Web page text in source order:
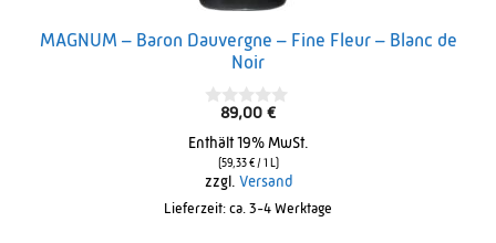
MAGNUM – Baron Dauvergne – Fine Fleur – Blanc de
Noir
o
u
o
5
89,00 €
Enthält 19% MwSt.
59,33 € / 1 L)
zzgl. Versand
Lieferzeit: ca. 3-4 Werktage